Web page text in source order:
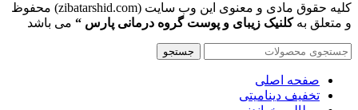
کلیه حقوق مادی و معنوی این وب سایت (zibatarshid.com) محفوظ
و متعلق بهکلنیک زیبای و پوست گروه درمانی پارس “ می باشد
جستجو
صفحه اصلی
تخفیف دینامیتی